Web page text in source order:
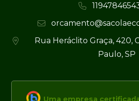
Rua Heráclito Graça, 420,
Paulo, SP
Uma empresa